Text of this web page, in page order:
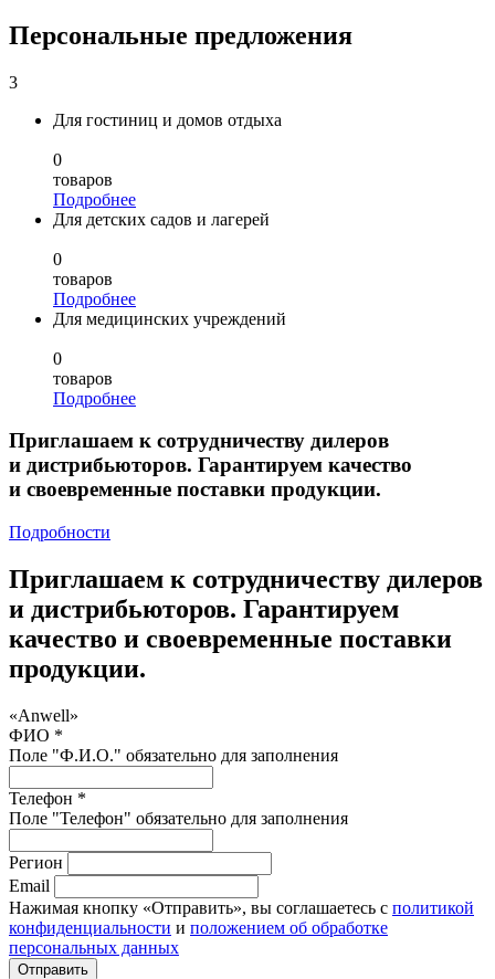
Персональные предложения
3
Для гостиниц и домов отдыха
0
товаров
Подробнее
Для детских садов и лагерей
0
товаров
Подробнее
Для медицинских учреждений
0
товаров
Подробнее
Приглашаем к сотрудничеству дилеров
и дистрибьюторов. Гарантируем качество
и своевременные поставки продукции.
Подробности
Приглашаем к сотрудничеству дилеров
и дистрибьюторов. Гарантируем
качество и своевременные поставки
продукции.
«Anwell»
ФИО *
Поле "Ф.И.О." обязательно для заполнения
Телефон *
Поле "Телефон" обязательно для заполнения
Регион
Email
Нажимая кнопку «Отправить», вы соглашаетесь с политикой
конфиденциальности и положением об обработке
персональных данных
Отправить